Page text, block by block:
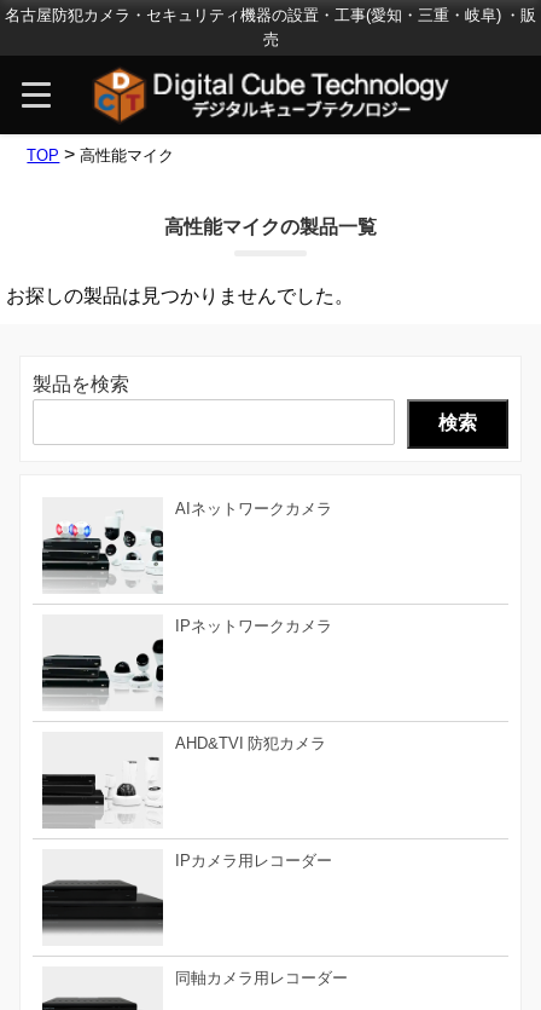
名古屋防犯カメラ・セキュリティ機器の設置・工事(愛知・三重・岐阜) ・販
売
TOP >高性能マイク
高性能マイクの製品一覧
お探しの製品は見つかりませんでした。
製品を検索
検索
AIネットワークカメラ
IPネットワークカメラ
AHD&TVI 防犯カメラ
IPカメラ用レコーダー
同軸カメラ用レコーダー